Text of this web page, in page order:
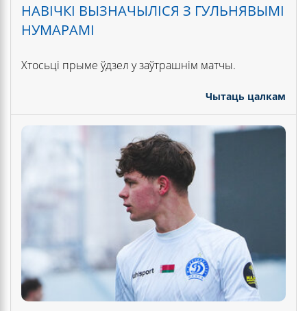
НАВІЧКІ ВЫЗНАЧЫЛІСЯ З ГУЛЬНЯВЫМІ
НУМАРАМІ
Хтосьці прыме ўдзел у заўтрашнім матчы.
Чытаць цалкам